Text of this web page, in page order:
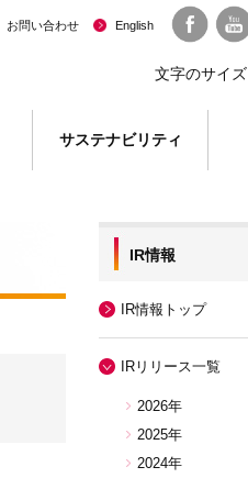
サステナビリティ
お問い合わせ English
文字のサイズ
IR情報
IR情報トップ
IRリリース一覧
2026年
2025年
2024年